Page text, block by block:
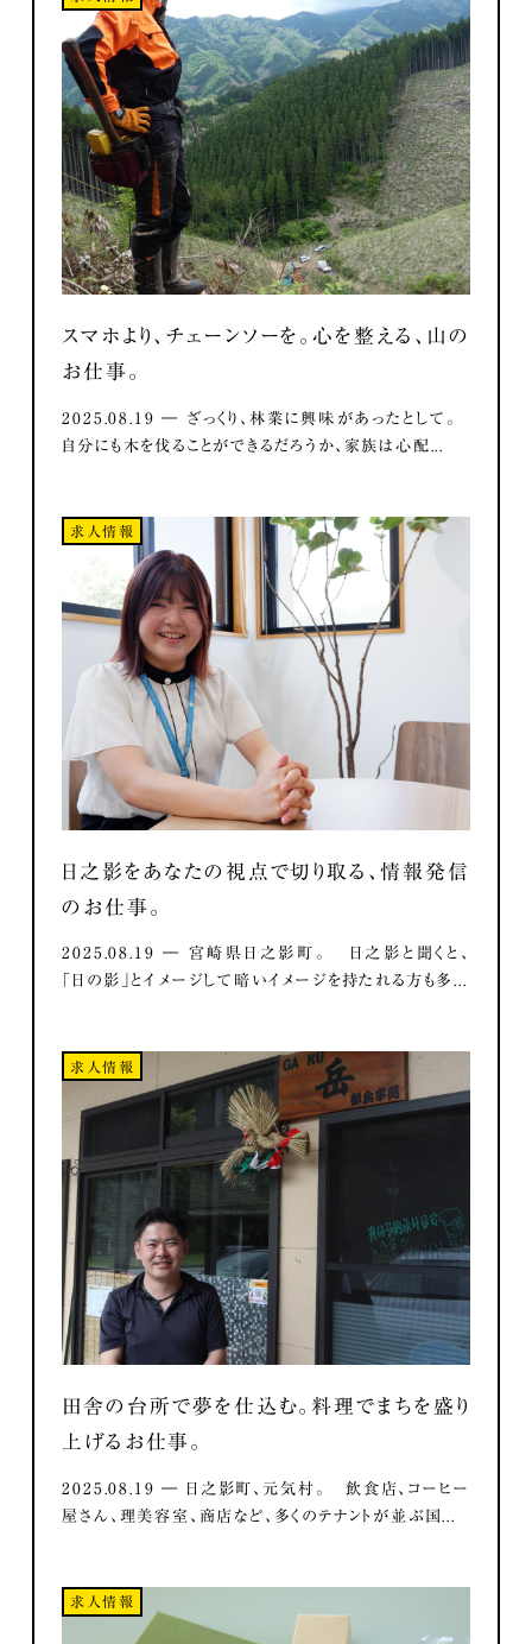
スマホより、チェーンソーを。心を整える、山の
お仕事。
2025.08.19 ― ざっくり、林業に興味があったとして。
自分にも木を伐ることができるだろうか、家族は心配...
求人情報
日之影をあなたの視点で切り取る、情報発信
のお仕事。
2025.08.19 ― 宮崎県日之影町。 日之影と聞くと、
「日の影」とイメージして暗いイメージを持たれる方も多...
求人情報
田舎の台所で夢を仕込む。料理でまちを盛り
上げるお仕事。
2025.08.19 ― 日之影町、元気村。 飲食店、コーヒー
屋さん、理美容室、商店など、多くのテナントが並ぶ国...
求人情報